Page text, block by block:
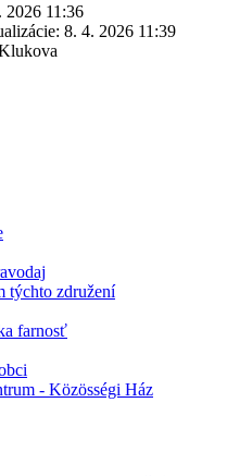
2026 11:36
8. 4. 2026 11:39
týchto združení
farnosť
- Közösségi Ház